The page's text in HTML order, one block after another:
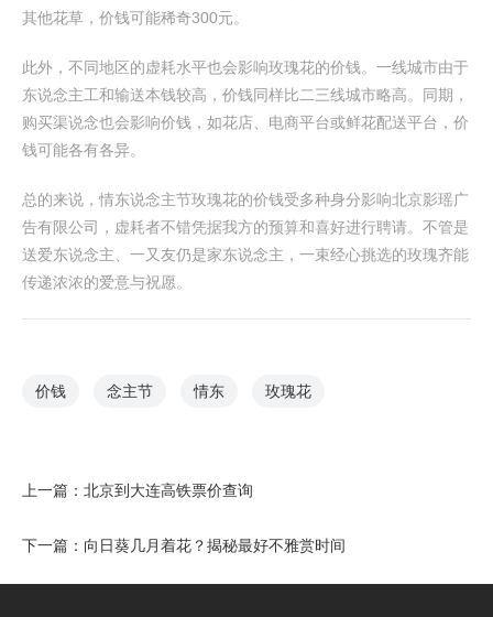
其他花草，价钱可能稀奇300元。
此外，不同地区的虚耗水平也会影响玫瑰花的价钱。一线城市由于
东说念主工和输送本钱较高，价钱同样比二三线城市略高。同期，
购买渠说念也会影响价钱，如花店、电商平台或鲜花配送平台，价
钱可能各有各异。
总的来说，情东说念主节玫瑰花的价钱受多种身分影响北京影瑶广
告有限公司，虚耗者不错凭据我方的预算和喜好进行聘请。不管是
送爱东说念主、一又友仍是家东说念主，一束经心挑选的玫瑰齐能
传递浓浓的爱意与祝愿。
价钱 念主节 情东 玫瑰花
上一篇： 北京到大连高铁票价查询
下一篇： 向日葵几月着花？揭秘最好不雅赏时间